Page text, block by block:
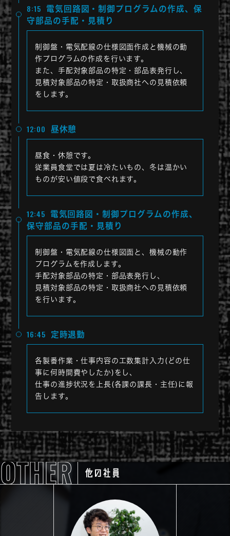
8:15
電気回路図・制御プログラムの作成、保
守部品の手配・見積り
制御盤・電気配線の仕様図面作成と機械の動
作プログラムの作成を行います。
また、手配対象部品の特定・部品表発行し、
見積対象部品の特定・取扱商社への見積依頼
をします。
12:00 昼休憩
昼食・休憩です。
従業員食堂では夏は冷たいもの、冬は温かい
ものが安い値段で食べれます。
12:45
電気回路図・制御プログラムの作成、
保守部品の手配・見積り
制御盤・電気配線の仕様図面と、機械の動作
プログラムを作成します。
手配対象部品の特定・部品表発行し、
見積対象部品の特定・取扱商社への見積依頼
を行います。
16:45 定時退勤
各製番作業・仕事内容の工数集計入力(どの仕
事に何時間費やしたか)をし、
仕事の進捗状況を上長(各課の課長・主任)に報
告します。
OTHER